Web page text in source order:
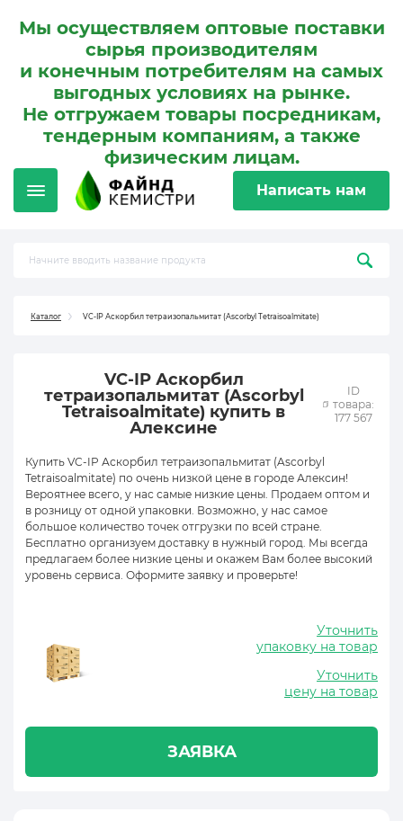
Мы осуществляем оптовые поставки
сырья производителям
и конечным потребителям на самых
выгодных условиях на рынке.
Не отгружаем товары посредникам,
тендерным компаниям, а также
физическим лицам.
Написать нам
Каталог VC-IP Аскорбил тетраизопальмитат (Ascorbyl Tetraisoalmitate)
VC-IP Аскорбил
тетраизопальмитат (Ascorbyl
Tetraisoalmitate) купить в
Алексине
ID
товара:
177 567
Купить VC-IP Аскорбил тетраизопальмитат (Ascorbyl
Tetraisoalmitate) по очень низкой цене в городе Алексин!
Вероятнее всего, у нас самые низкие цены. Продаем оптом и
в розницу от одной упаковки. Возможно, у нас самое
большое количество точек отгрузки по всей стране.
Бесплатно организуем доставку в нужный город. Мы всегда
предлагаем более низкие цены и окажем Вам более высокий
уровень сервиса. Оформите заявку и проверьте!
Уточнить
упаковку на товар
Уточнить
цену на товар
ЗАЯВКА